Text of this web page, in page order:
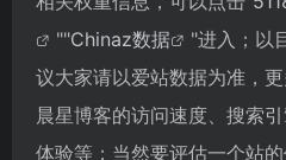
""Chinaz数据
"进入；以
议大家请以爱站数据为准，
晨星博客的访问速度、搜索
体验等；当然要评估一个站